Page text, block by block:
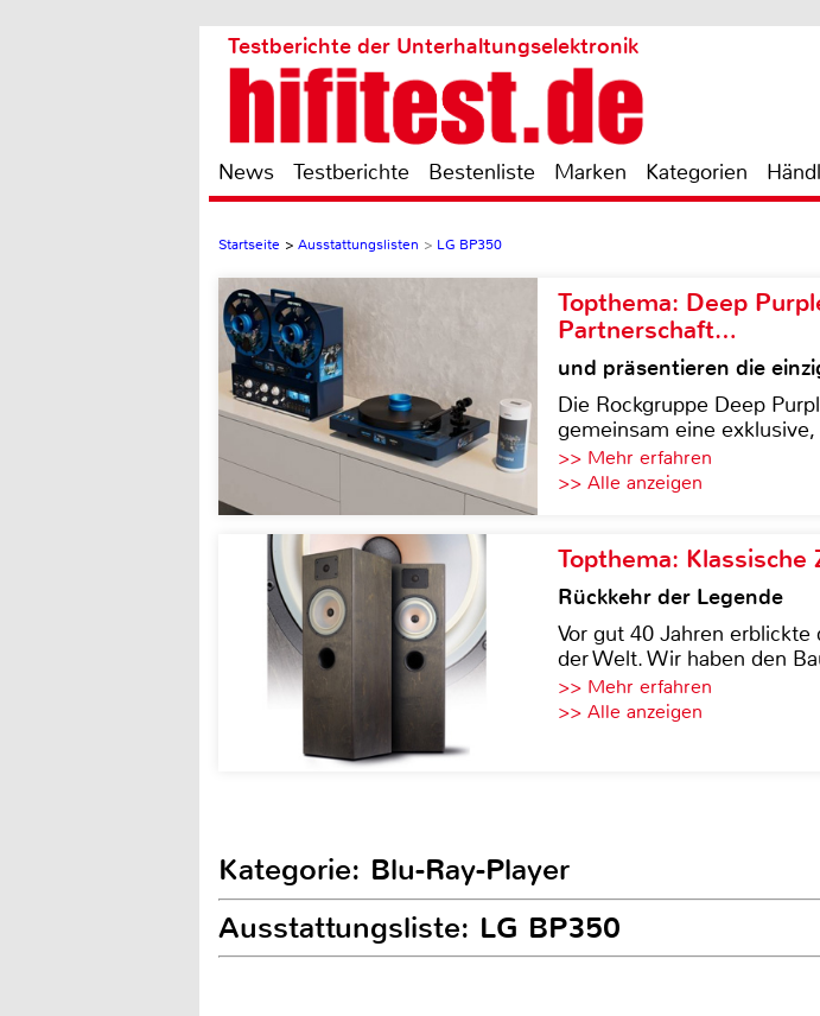
Testberichte der Unterhaltungselektronik
News Testberichte Bestenliste Marken Kategorien
Startseite > Ausstattungslisten > LG BP350
Topthema: Deep
Partnerschaft…
und präsentieren die
Die Rockgruppe Deep
gemeinsam eine
>> Mehr erfahren
>> Alle anzeigen
Topthema:
Rückkehr der Legende
Vor gut 40 Jahren
der Welt. Wir haben den
>> Mehr erfahren
>> Alle anzeigen
Kategorie: Blu-Ray-Player
Ausstattungsliste: LG BP350